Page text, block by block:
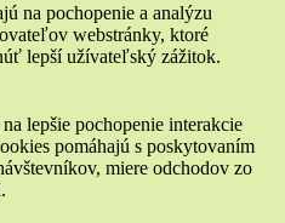
na pochopenie a analýzu
webstránky, ktoré
lepší užívateľský zážitok.
lepšie pochopenie interakcie
pomáhajú s poskytovaním
miere odchodov zo